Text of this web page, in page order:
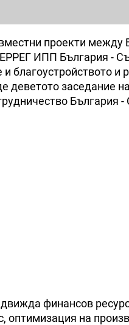
проекти между
ИПП България -
благоустройството
деветото заседание
България
финансов
оптимизация на